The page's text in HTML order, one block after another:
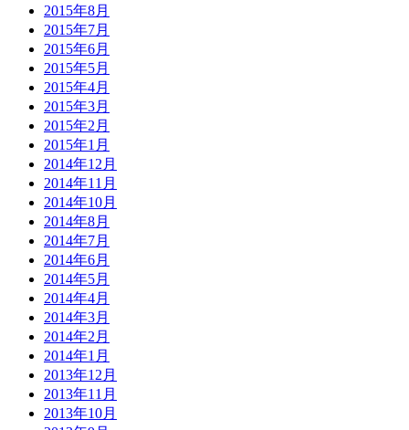
2015年8月
2015年7月
2015年6月
2015年5月
2015年4月
2015年3月
2015年2月
2015年1月
2014年12月
2014年11月
2014年10月
2014年8月
2014年7月
2014年6月
2014年5月
2014年4月
2014年3月
2014年2月
2014年1月
2013年12月
2013年11月
2013年10月